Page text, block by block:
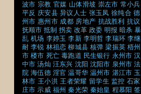
波市 宗教 官媒 山体滑坡 崇左市 常小兵
平反 庆安县 异议人士 张玉凤 徐纯合 德
州市 惠州市 成都 房地产 抗战胜利 抗议
抚顺市 抵制 拐卖 改革 政委 明报 暗杀 暴
乱 机场 李婷玉 李新 李明哲 李瑞环 李继
耐 李锐 林祖恋 柳城县 核弹 梁振英 梧州
市 楼市 死亡 毒跑道 民生银行 永州市 汉
中市 汤灿 汪东兴 沈阳 沈阳市 泉州市 法
院 海伍德 淫官 温哥华 温州市 湛江市 玉
林市 王小洪 王者荣耀 留学生 监控 石家
庄市 示威 福州 秦光荣 秦始皇 程慕阳 签